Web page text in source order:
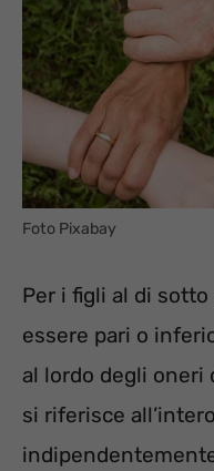
Foto Pixabay
Per i figli al di
essere pari o
al lordo degli oneri
si riferisce